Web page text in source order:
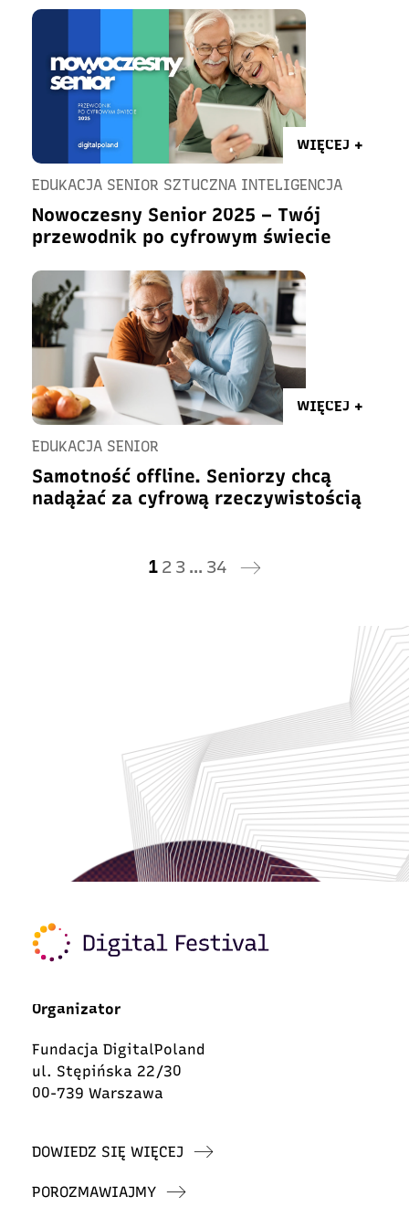
WIĘCEJ +
EDUKACJA SENIOR SZTUCZNA INTELIGENCJA
Nowoczesny Senior 2025 – Twój
przewodnik po cyfrowym świecie
WIĘCEJ +
EDUKACJA SENIOR
Samotność offline. Seniorzy chcą
nadążać za cyfrową rzeczywistością
1 2 3 … 34
Organizator
Fundacja DigitalPoland
ul. Stępińska 22/30
00-739 Warszawa
DOWIEDZ SIĘ WIĘCEJ
POROZMAWIAJMY